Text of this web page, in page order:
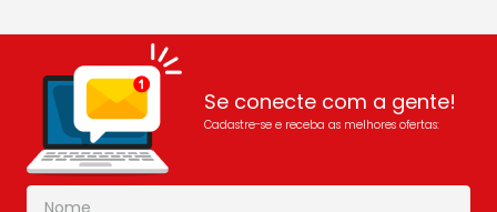
Se conecte com a gente!
Cadastre-se e receba as melhores ofertas: